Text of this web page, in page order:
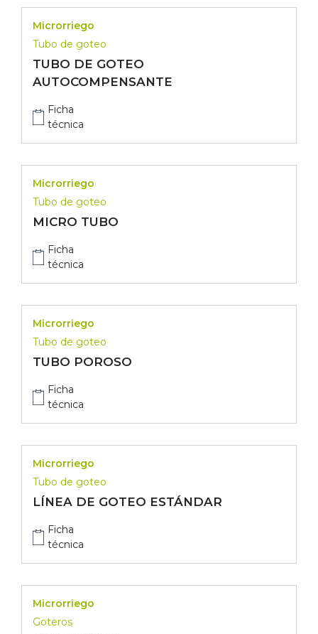
Microrriego
Tubo de goteo
TUBO DE GOTEO
AUTOCOMPENSANTE
Ficha
técnica
Microrriego
Tubo de goteo
MICRO TUBO
Ficha
técnica
Microrriego
Tubo de goteo
TUBO POROSO
Ficha
técnica
Microrriego
Tubo de goteo
LÍNEA DE GOTEO ESTÁNDAR
Ficha
técnica
Microrriego
Goteros